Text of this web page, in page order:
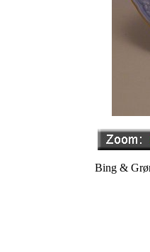
Bing &